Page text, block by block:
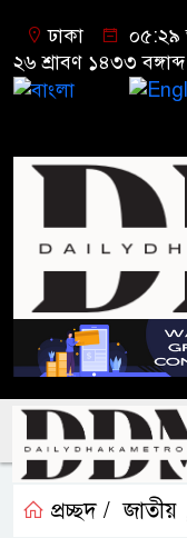
ঢাকা
০৫:২৯
২৬ শ্রাবণ ১৪৩৩ বঙ্গাব্দ
প্রচ্ছদ / জাতীয়